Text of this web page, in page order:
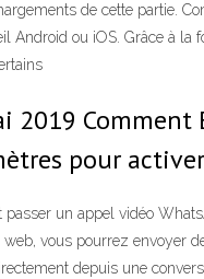
de cette partie.
Android ou iOS. Grâce à la
2019 Comment
pour
passer un appel vidéo
web, vous pourrez envoyer
depuis une